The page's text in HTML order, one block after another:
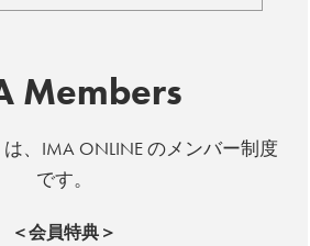
Members
は、IMA ONLINE のメンバー制度
です。
＜会員特典＞